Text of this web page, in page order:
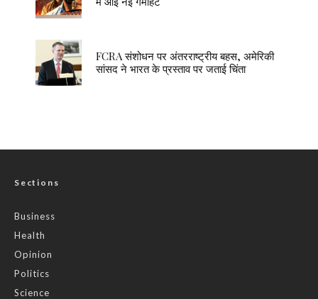
FCRA संशोधन पर अंतरराष्ट्रीय बहस, अमेरिकी
सांसद ने भारत के प्रस्ताव पर जताई चिंता
Sections
Business
Health
Opinion
Politics
Science